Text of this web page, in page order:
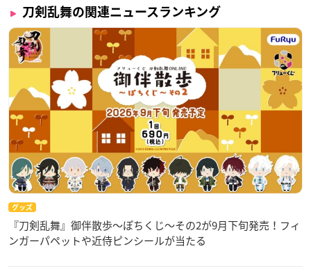
大和守安定役：鳥越裕貴
和泉守兼定役：有澤樟太郎
蜂須賀虎徹役：高橋健介
長曽祢虎徹役：伊万里 有
千子村正役：太田基裕(1月19日～23日の公演に出演)
蜻蛉切役：spi
大倶利伽羅役：牧島 輝
膝丸役：高野 洸(1月9日～17日の公演に出演)
陸奥守吉行役：田村 心
巴形薙刀役：丘山晴己
明石国行役：仲田博喜
鶴丸国永役：岡宮来夢
御手杵役：田中涼星
篭手切江役：田村升吾
桑名江役：福井巴也
刀剣乱舞の関連ニュースランキング
グッズ
『刀剣乱舞』御伴散歩～ぽちくじ～その2が9月下旬発売！フィ
ンガーパペットや近侍ピンシールが当たる